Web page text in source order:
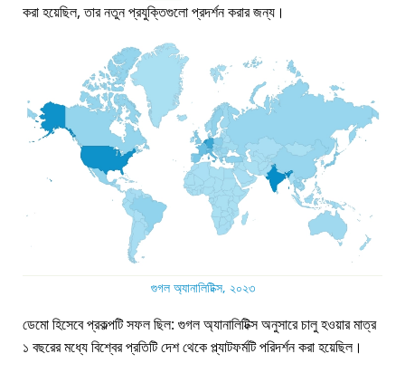
করা হয়েছিল, তার নতুন প্রযুক্তিগুলো প্রদর্শন করার জন্য।
গুগল অ্যানালিটিক্স, ২০২৩
ডেমো হিসেবে প্রকল্পটি সফল ছিল: গুগল অ্যানালিটিক্স অনুসারে চালু হওয়ার মাত্র
১ বছরের মধ্যে বিশ্বের প্রতিটি দেশ থেকে প্ল্যাটফর্মটি পরিদর্শন করা হয়েছিল।